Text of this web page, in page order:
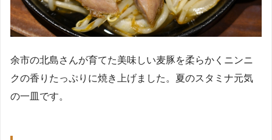
余市の北島さんが育てた美味しい麦豚を柔らかくニンニ
クの香りたっぷりに焼き上げました。夏のスタミナ元気
の一皿です。